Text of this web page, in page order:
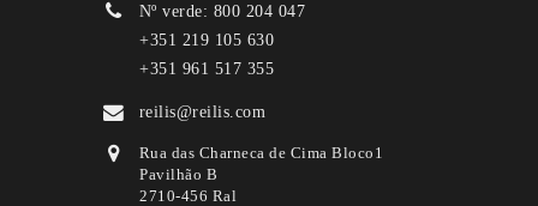
Nº verde: 800 204 047
+351 219 105 630
+351 961 517 355
reilis@reilis.com
Rua das Charneca de Cima Bloco1
Pavilhão B
2710-456 Ral